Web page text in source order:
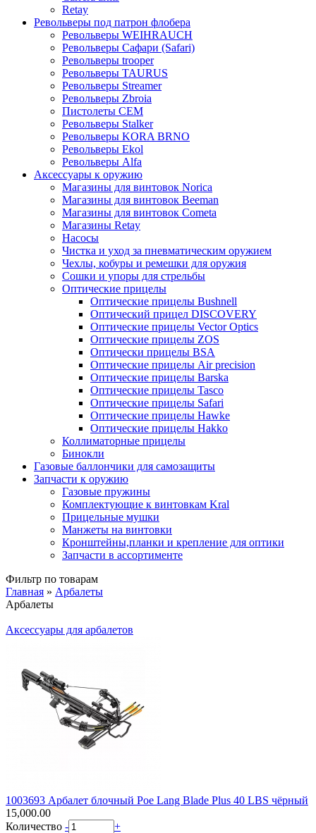
Retay
Револьверы под патрон флобера
Револьверы WEIHRAUCH
Револьверы Сафари (Safari)
Револьверы trooper
Револьверы TAURUS
Револьверы Streamer
Револьверы Zbroia
Пистолеты СЕМ
Револьверы Stalker
Револьверы KORA BRNO
Револьверы Ekol
Револьверы Alfa
Аксессуары к оружию
Магазины для винтовок Norica
Магазины для винтовок Beeman
Магазины для винтовок Cometa
Магазины Retay
Насосы
Чистка и уход за пневматическим оружием
Чехлы, кобуры и ремешки для оружия
Сошки и упоры для стрельбы
Оптические прицелы
Оптические прицелы Bushnell
Оптический прицел DISCOVERY
Оптические прицелы Vector Optics
Оптические прицелы ZOS
Оптически прицелы BSA
Оптические прицелы Air precision
Оптические прицелы Barska
Оптические прицелы Tasco
Оптические прицелы Safari
Оптические прицелы Hawke
Оптические прицелы Hakko
Коллиматорные прицелы
Бинокли
Газовые баллончики для самозащиты
Запчасти к оружию
Газовые пружины
Комплектующие к винтовкам Kral
Прицельные мушки
Манжеты на винтовки
Кронштейны,планки и крепление для оптики
Запчасти в ассортименте
Фильтр по товарам
Вы здесь
Главная » Арбалеты
Арбалеты
Аксессуары для арбалетов
1003693 Арбалет блочный Poe Lang Blade Plus 40 LBS чёрный
15,000.00
Количество - +